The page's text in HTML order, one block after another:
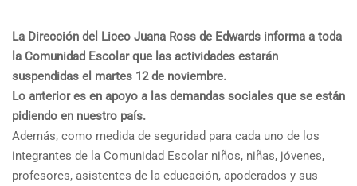
La Dirección del Liceo Juana Ross de Edwards informa a toda
la Comunidad Escolar que las actividades estarán
suspendidas el martes 12 de noviembre.
Lo anterior es en apoyo a las demandas sociales que se están
pidiendo en nuestro país.
Además, como medida de seguridad para cada uno de los
integrantes de la Comunidad Escolar niños, niñas, jóvenes,
profesores, asistentes de la educación, apoderados y sus